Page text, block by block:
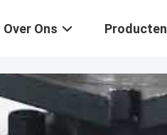
Over Ons Producten